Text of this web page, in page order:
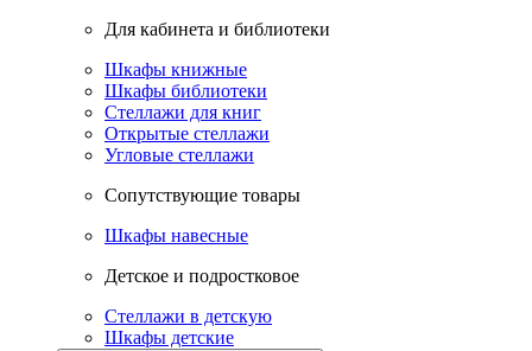
Для кабинета и библиотеки
Шкафы книжные
Шкафы библиотеки
Стеллажи для книг
Открытые стеллажи
Угловые стеллажи
Сопутствующие товары
Шкафы навесные
Детское и подростковое
Стеллажи в детскую
Шкафы детские